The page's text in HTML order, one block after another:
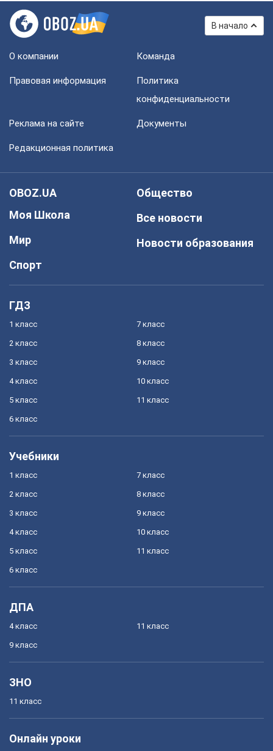
В начало
О компании Команда
Правовая информация
Политика
конфиденциальности
Реклама на сайте Документы
Редакционная политика
OBOZ.UA
Моя Школа
Мир
Спорт
Общество
Все новости
Новости образования
ГДЗ
1 класс
2 класс
3 класс
4 класс
5 класс
6 класс
7 класс
8 класс
9 класс
10 класс
11 класс
Учебники
1 класс
2 класс
3 класс
4 класс
5 класс
6 класс
7 класс
8 класс
9 класс
10 класс
11 класс
ДПА
4 класс
9 класс
11 класс
ЗНО
11 класс
Онлайн уроки